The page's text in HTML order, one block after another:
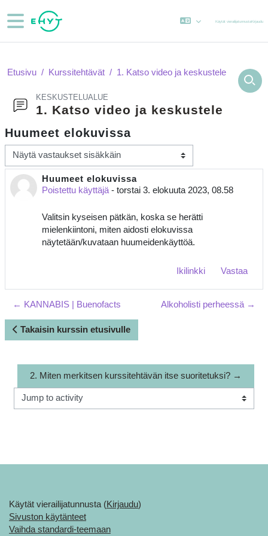
Sivupaneeli
Käytät vierailijatunnustaKirjaudu
Etusivu Kurssitehtävät 1. Katso video ja keskustele
KESKUSTELUALUE
1. Katso video ja keskustele
Huumeet elokuvissa
Näytön tila
Huumeet elokuvissa
Poistettu käyttäjä - torstai 3. elokuuta 2023, 08.58
Vastausten määrä: 0
Valitsin kyseisen pätkän, koska se herätti
mielenkiintoni, miten aidosti elokuvissa
näytetään/kuvataan huumeidenkäyttöä.
Ikilinkki Vastaa
← KANNABIS | Buenofacts Alkoholisti perheessä →
Takaisin kurssin etusivulle
Jump to activity
2. Miten merkitsen kurssitehtävän itse suoritetuksi? →
Käytät vierailijatunnusta (Kirjaudu)
Sivuston käytänteet
Vaihda standardi-teemaan